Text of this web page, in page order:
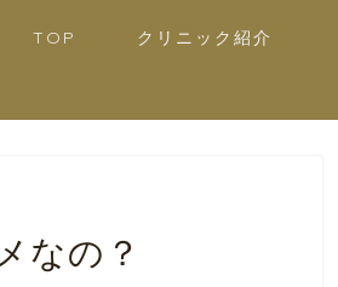
TOP クリニック紹介
なの？